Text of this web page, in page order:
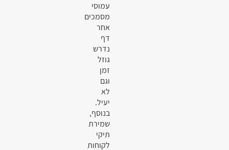
עמוסי
מסמכים
אחר
דף
נדרש
גוזל
זמן
וגם
לא
יעיל.
בנוסף,
שמירת
תיקי
לקוחות